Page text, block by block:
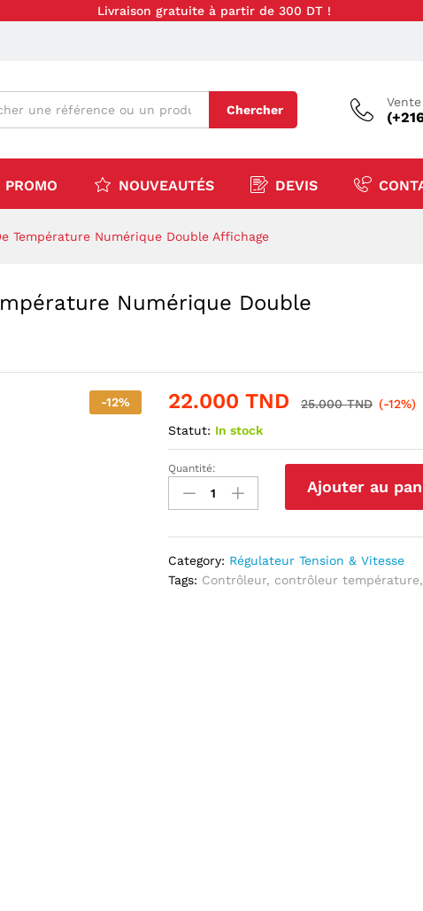
Livraison gratuite à partir de 300 DT !
Chercher
PROMO NOUVEAUTÉS DEVIS
Température Numérique Double Affichage
Numérique Double
-12% 22.000TND 25.000TND (-12%)
Statut: In stock
Thermostat
Contrôleur
De
Double
Affichage
Quantité:
Ajouter au
Category: Régulateur Tension & Vitesse
Tags: Contrôleur, contrôleur température,